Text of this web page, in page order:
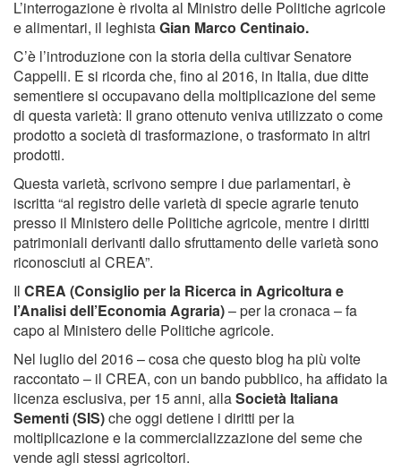
L’interrogazione è rivolta al Ministro delle Politiche agricole
e alimentari, il leghistaGian Marco Centinaio.
C’è l’introduzione con la storia della cultivar Senatore
Cappelli. E si ricorda che, fino al 2016, in Italia, due ditte
sementiere si occupavano della moltiplicazione del seme
di questa varietà: Il grano ottenuto veniva utilizzato o come
prodotto a società di trasformazione, o trasformato in altri
prodotti.
Questa varietà, scrivono sempre i due parlamentari, è
iscritta “al registro delle varietà di specie agrarie tenuto
presso il Ministero delle Politiche agricole, mentre i diritti
patrimoniali derivanti dallo sfruttamento delle varietà sono
riconosciuti al CREA”.
Il CREA (Consiglio per la Ricerca in Agricoltura e
l’Analisi dell’Economia Agraria)– per la cronaca – fa
capo al Ministero delle Politiche agricole.
Nel luglio del 2016 – cosa che questo blog ha più volte
raccontato – il CREA, con un bando pubblico, ha affidato la
licenza esclusiva, per 15 anni, allaSocietà Italiana
Sementi (SIS)che oggi detiene i diritti per la
moltiplicazione e la commercializzazione del seme che
vende agli stessi agricoltori.